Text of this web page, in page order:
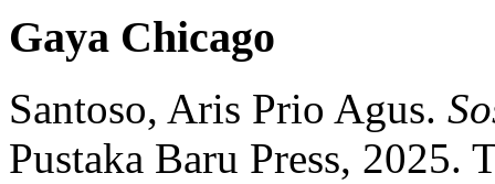
Gaya Chicago
Santoso, Aris Prio Agus.
Pustaka Baru Press, 2025.